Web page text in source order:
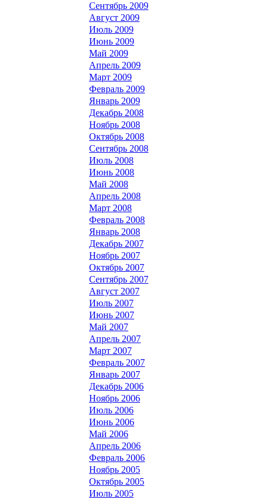
Сентябрь 2009
Август 2009
Июль 2009
Июнь 2009
Май 2009
Апрель 2009
Март 2009
Февраль 2009
Январь 2009
Декабрь 2008
Ноябрь 2008
Октябрь 2008
Сентябрь 2008
Июль 2008
Июнь 2008
Май 2008
Апрель 2008
Март 2008
Февраль 2008
Январь 2008
Декабрь 2007
Ноябрь 2007
Октябрь 2007
Сентябрь 2007
Август 2007
Июль 2007
Июнь 2007
Май 2007
Апрель 2007
Март 2007
Февраль 2007
Январь 2007
Декабрь 2006
Ноябрь 2006
Июль 2006
Июнь 2006
Май 2006
Апрель 2006
Февраль 2006
Ноябрь 2005
Октябрь 2005
Июль 2005